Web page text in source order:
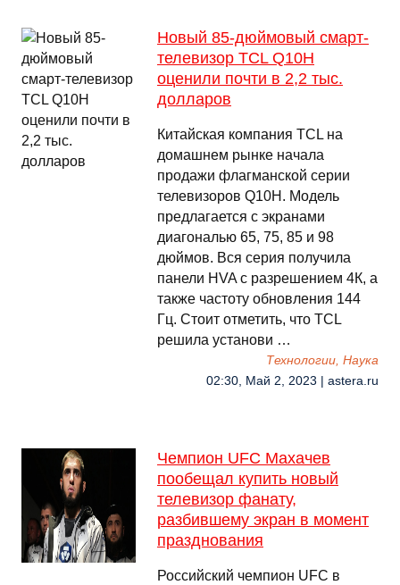
Новый 85-дюймовый смарт-
телевизор TCL Q10H
оценили почти в 2,2 тыс.
долларов
Китайская компания TCL на
домашнем рынке начала
продажи флагманской серии
телевизоров Q10H. Модель
предлагается с экранами
диагональю 65, 75, 85 и 98
дюймов. Вся серия получила
панели HVA с разрешением 4К, а
также частоту обновления 144
Гц. Стоит отметить, что TCL
решила установи …
Технологии, Наука
02:30, Май 2, 2023 | astera.ru
Чемпион UFC Махачев
пообещал купить новый
телевизор фанату,
разбившему экран в момент
празднования
Российский чемпион UFC в